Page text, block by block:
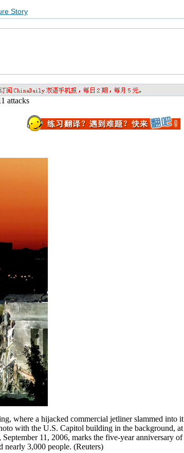
Story
attacks
where a hijacked commercial jetliner slammed into it
with the U.S. Capitol building in the background, at
11, 2006, marks the five-year anniversary of
nearly 3,000 people. (Reuters)